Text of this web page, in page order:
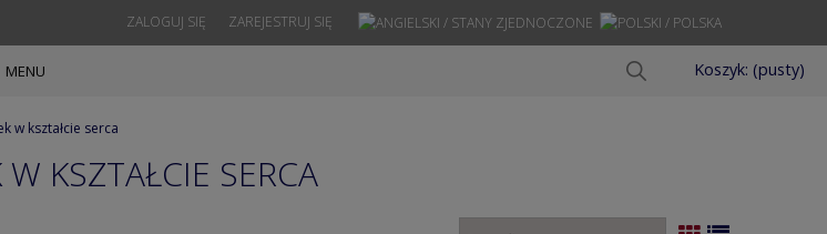
ZAREJESTRUJ SIĘ
ZALOGUJ SIĘ
Koszyk: (pusty)
MENU
w kształcie serca
KSZTAŁCIE SERCA